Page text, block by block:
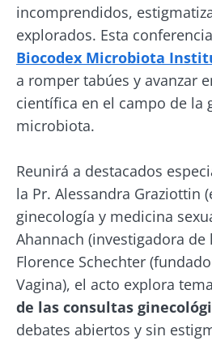
incomprendidos,
explorados. Esta
Biocodex Microbiota
a romper tabúes y avanzar
científica en el campo de la
microbiota.
Reunirá a destacados
la Pr. Alessandra Graziottin
ginecología y medicina
Ahannach (investigadora
Florence Schechter
Vagina), el acto explora
de las consultas
debates abiertos y sin